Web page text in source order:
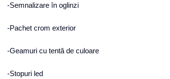
-Semnalizare în oglinzi
-Pachet crom exterior
-Geamuri cu tentă de culoare
-Stopuri led